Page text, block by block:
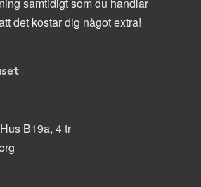
det kostar dig något extra!
B19a, 4 tr